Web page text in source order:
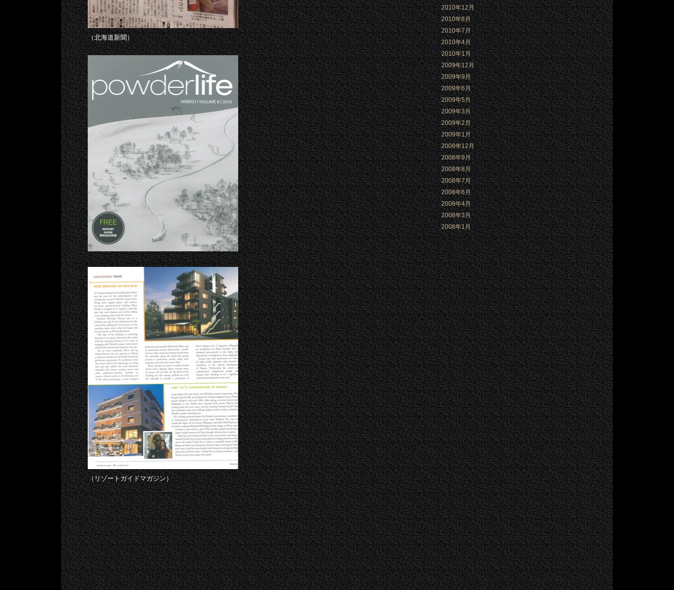
（北海道新聞）
（リゾートガイドマガジン）
2010年12月
2010年8月
2010年7月
2010年4月
2010年1月
2009年12月
2009年9月
2009年6月
2009年5月
2009年3月
2009年2月
2009年1月
2008年12月
2008年9月
2008年8月
2008年7月
2008年6月
2008年4月
2008年3月
2008年1月